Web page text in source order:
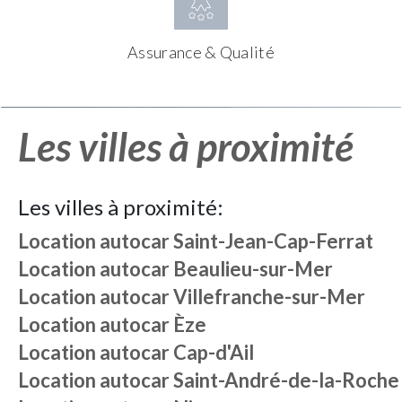
Assurance & Qualité
Les villes à proximité
Les villes à proximité:
Location autocarSaint-Jean-Cap-Ferrat
Location autocar Beaulieu-sur-Mer
Location autocarVillefranche-sur-Mer
Location autocar Èze
Location autocarCap-d'Ail
Location autocarSaint-André-de-la-Roche